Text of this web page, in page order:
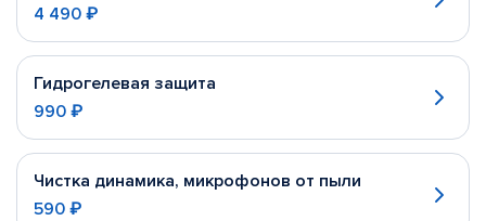
4 490 ₽
Гидрогелевая защита
990 ₽
Чистка динамика, микрофонов от пыли
590 ₽